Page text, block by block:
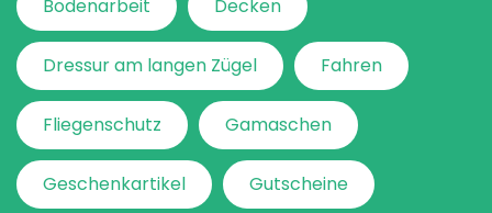
Bodenarbeit Decken
Dressur am langen Zügel Fahren
Fliegenschutz Gamaschen
Geschenkartikel Gutscheine